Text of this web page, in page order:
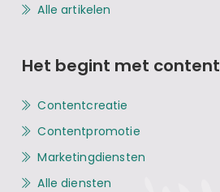
Alle artikelen
Het begint met content
Contentcreatie
Contentpromotie
Marketingdiensten
Alle diensten